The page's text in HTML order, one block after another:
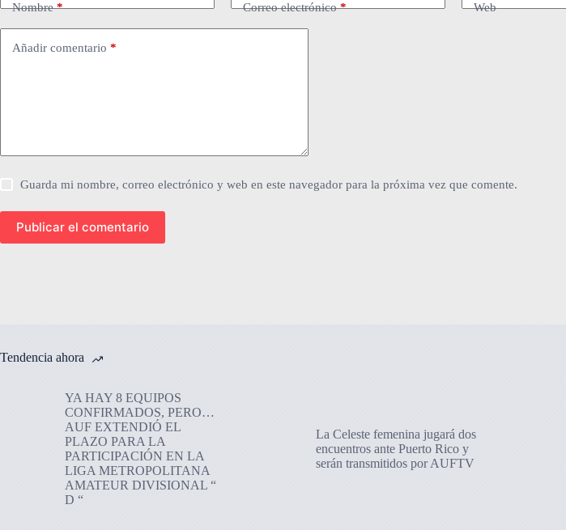
Nombre* Correo electrónico* Web
Añadir comentario *
Guarda mi nombre, correo electrónico y web en este navegador para la próxima vez que comente.
Publicar el comentario
Tendencia ahora
YA HAY 8 EQUIPOS
CONFIRMADOS, PERO…
AUF EXTENDIÓ EL
PLAZO PARA LA
PARTICIPACIÓN EN LA
LIGA METROPOLITANA
AMATEUR DIVISIONAL “
D “
La Celeste femenina jugará dos
encuentros ante Puerto Rico y
serán transmitidos por AUFTV